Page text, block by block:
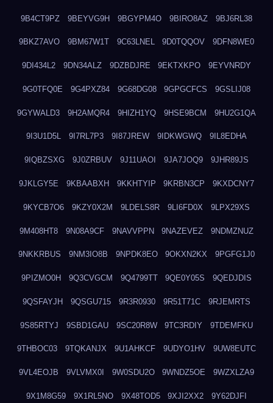
9B4CT9PZ 9BEYVG9H 9BGYPM4O 9BIRO8AZ 9BJ6RL38
9BKZ7AVO 9BM67W1T 9C63LNEL 9D0TQQOV 9DFN8WE0
9DI434L2 9DN34ALZ 9DZBDJRE 9EKTXKPO 9EYVNRDY
9G0TFQ0E 9G4PXZ84 9G68DG08 9GPGCFCS 9GSLIJ08
9GYWALD3 9H2AMQR4 9HIZH1YQ 9HSE9BCM 9HU2G1QA
9I3U1D5L 9I7RL7P3 9I87JREW 9IDKWGWQ 9IL8EDHA
9IQBZSXG 9J0ZRBUV 9J11UAOI 9JA7JOQ9 9JHR89JS
9JKLGY5E 9KBAABXH 9KKHTYIP 9KRBN3CP 9KXDCNY7
9KYCB7O6 9KZY0X2M 9LDELS8R 9LI6FD0X 9LPX29XS
9M408HT8 9N08A9CF 9NAVVPPN 9NAZEVEZ 9NDMZNUZ
9NKKRBUS 9NM3IO8B 9NPDK8EO 9OKXN2KX 9PGFG1J0
9PIZMO0H 9Q3CVGCM 9Q4799TT 9QE0Y05S 9QEDJDIS
9QSFAYJH 9QSGU715 9R3R0930 9R51T71C 9RJEMRTS
9S85RTYJ 9SBD1GAU 9SC20R8W 9TC3RDIY 9TDEMFKU
9THBOC03 9TQKANJX 9U1AHKCF 9UDYO1HV 9UW8EUTC
9VL4EOJB 9VLVMX0I 9W0SDU2O 9WNDZ5OE 9WZXLZA9
9X1M8G59 9X1RL5NO 9X48TOD5 9XJI2XX2 9Y62DJFI